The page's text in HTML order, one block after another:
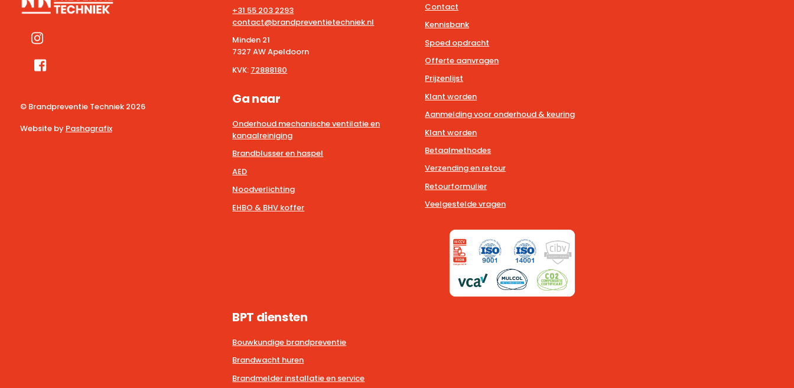
© Brandpreventie Techniek 2026
Website by Pashagrafix
+31 55 203 2293
contact@brandpreventietechniek.nl
Minden 21
7327 AW Apeldoorn
KVK: 72888180
Ga naar
Onderhoud mechanische ventilatie en
kanaalreiniging
Brandblusser en haspel
AED
Noodverlichting
EHBO & BHV koffer
Contact
Kennisbank
Spoed opdracht
Offerte aanvragen
Prijzenlijst
Klant worden
Aanmelding voor onderhoud & keuring
Klant worden
Betaalmethodes
Verzending en retour
Retourformulier
Veelgestelde vragen
BPT diensten
Bouwkundige brandpreventie
Brandwacht huren
Brandmelder installatie en service